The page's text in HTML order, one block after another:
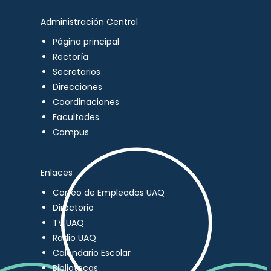
Administración Central
Página principal
Rectoría
Secretarios
Direcciones
Coordinaciones
Facultades
Campus
Enlaces
Correo de Empleados UAQ
Directorio
TV UAQ
Radio UAQ
Calendario Escolar
Bibliotecas